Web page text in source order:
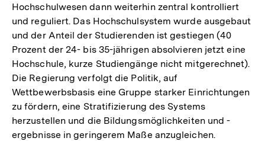
Hochschulwesen dann weiterhin zentral kontrolliert
und reguliert. Das Hochschulsystem wurde ausgebaut
und der Anteil der Studierenden ist gestiegen (40
Prozent der 24- bis 35-jährigen absolvieren jetzt eine
Hochschule, kurze Studiengänge nicht mitgerechnet).
Die Regierung verfolgt die Politik, auf
Wettbewerbsbasis eine Gruppe starker Einrichtungen
zu fördern, eine Stratifizierung des Systems
herzustellen und die Bildungsmöglichkeiten und -
ergebnisse in geringerem Maße anzugleichen.